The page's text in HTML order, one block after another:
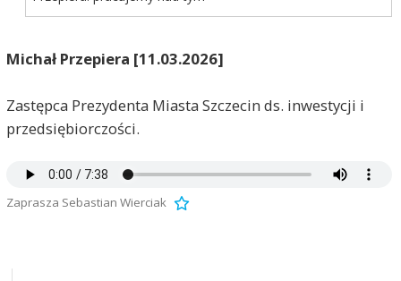
Michał Przepiera [11.03.2026]
Zastępca Prezydenta Miasta Szczecin ds. inwestycji i
przedsiębiorczości.
Zaprasza Sebastian Wierciak